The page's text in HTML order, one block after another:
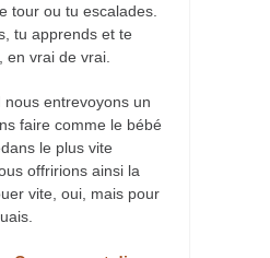
tour ou tu escalades.
tu apprends et te
en vrai de vrai.
nous entrevoyons un
faire comme le bébé
le plus vite
offririons ainsi la
vite, oui, mais pour